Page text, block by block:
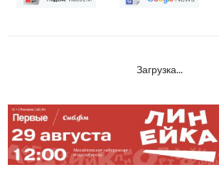
Загрузка...